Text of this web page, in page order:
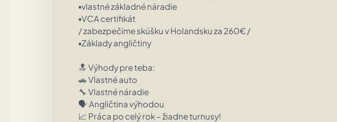
▪️vlastné základné náradie
▪️VCA certifikát
/ zabezpečíme skúšku v Holandsku za 260€ /
▪️Základy angličtiny
🔝 Výhody pre teba:
🚗 Vlastné auto
🔧 Vlastné náradie
🗣️ Angličtina výhodou
📈 Práca po celý rok – žiadne turnusy!